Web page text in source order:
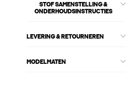
STOF SAMENSTELLING &
ONDERHOUDSINSTRUCTIES
LEVERING & RETOURNEREN
MODELMATEN